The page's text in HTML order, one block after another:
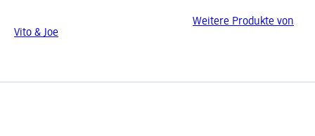
Weitere Produkte von
Vito & Joe